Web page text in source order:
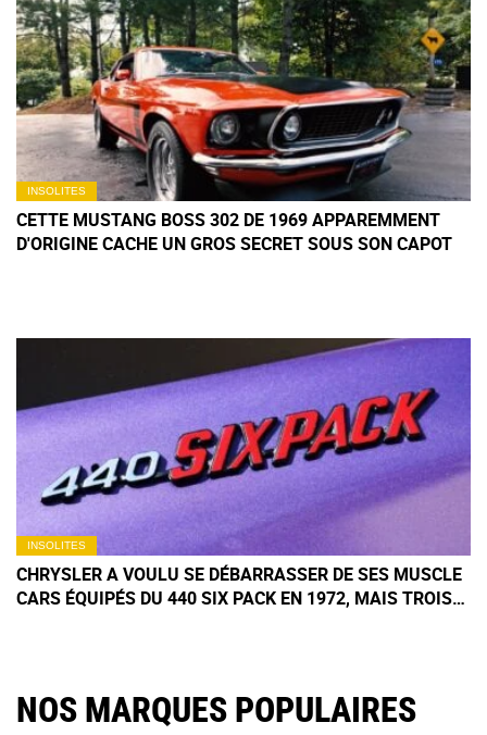
INSOLITES
CETTE MUSTANG BOSS 302 DE 1969 APPAREMMENT
D'ORIGINE CACHE UN GROS SECRET SOUS SON CAPOT
INSOLITES
CHRYSLER A VOULU SE DÉBARRASSER DE SES MUSCLE
CARS ÉQUIPÉS DU 440 SIX PACK EN 1972, MAIS TROIS
NOS MARQUES POPULAIRES